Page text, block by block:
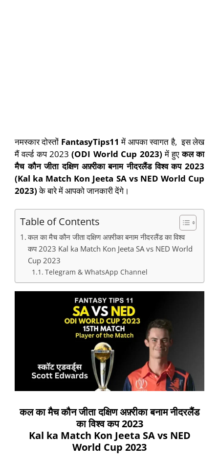
नमस्कार दोस्तों FantasyTips11 में आपका स्वागत है, इस लेख
मैं वर्ल्ड कप 2023(ODI World Cup 2023) में हुएकल का
मैच कौन जीता दक्षिण अफ़्रीका बनाम नीदरलैंड विश्व कप 2023
(Kal ka Match Kon Jeeta SA vs NED World Cup
2023)के बारे में आपको जानकारी देंगे।
Table of Contents
कल का मैच कौन जीता दक्षिण अफ़्रीका बनाम नीदरलैंड का विश्व
कप 2023 Kal ka Match Kon Jeeta SA vs NED World
Cup 2023
Telegram & WhatsApp Channel
कल का मैच कौन जीता दक्षिण अफ़्रीका बनाम नीदरलैंड
का विश्व कप 2023
Kal ka Match Kon Jeeta SA vs NED
World Cup 2023